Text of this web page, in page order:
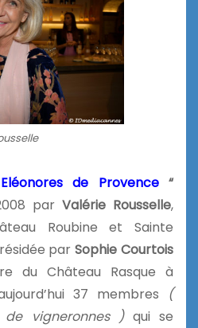
de Provence“
par Valérie Rousselle,
Roubine et Sainte
parSophie Courtois
du Château Rasque à
37 membres (
vigneronnes )qui se